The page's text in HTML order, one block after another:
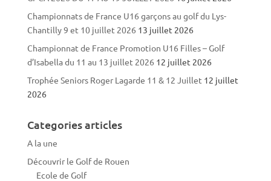
Championnats de France U16 garçons au golf du Lys-
Chantilly 9 et 10 juillet 2026 13 juillet 2026
Championnat de France Promotion U16 Filles – Golf
d’Isabella du 11 au 13 juillet 2026 12 juillet 2026
Trophée Seniors Roger Lagarde 11 & 12 Juillet 12 juillet
2026
Categories articles
A la une
Découvrir le Golf de Rouen
Ecole de Golf